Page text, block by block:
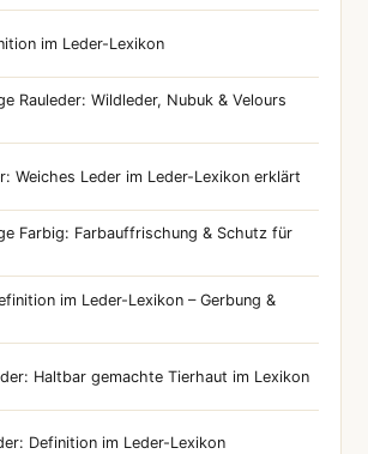
im Leder-Lexikon
Rauleder: Wildleder, Nubuk & Velours
Weiches Leder im Leder-Lexikon erklärt
Farbig: Farbauffrischung & Schutz für
im Leder-Lexikon – Gerbung &
Haltbar gemachte Tierhaut im Lexikon
Definition im Leder-Lexikon